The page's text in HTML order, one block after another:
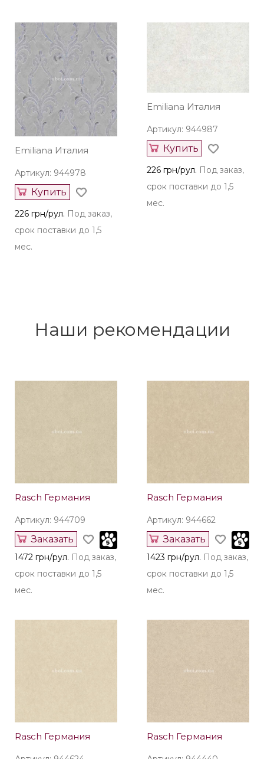
Emiliana Италия
Артикул: 944978
Купить
226 грн/рул. Под заказ,
срок поставки до 1,5
мес.
Emiliana Италия
Артикул: 944987
Купить
226 грн/рул. Под заказ,
срок поставки до 1,5
мес.
Наши рекомендации
Rasch Германия
Артикул: 944709
Заказать
1472 грн/рул. Под заказ,
срок поставки до 1,5
мес.
Rasch Германия
Артикул: 944662
Заказать
1423 грн/рул. Под заказ,
срок поставки до 1,5
мес.
Rasch Германия Rasch Германия